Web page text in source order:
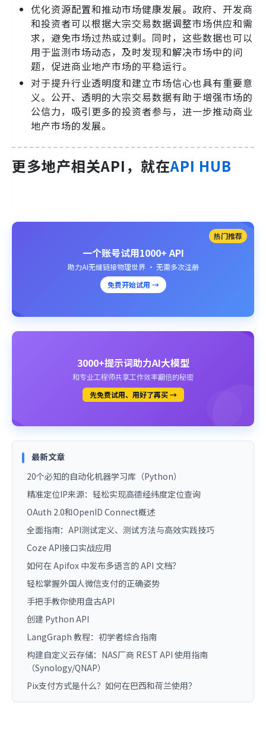
优化资源配置和推动市场健康发展。政府、开发商
和投资者可以根据大宗交易数据调整市场供应和需
求，避免市场过热或过剩。同时，这些数据也可以
用于监测市场动态，及时发现和解决市场中的问
题，促进商业地产市场的平稳运行。
对于提升行业透明度和建立市场信心也具有重要意
义。公开、透明的大宗交易数据有助于增强市场的
公信力，吸引更多的投资者参与，进一步推动商业
地产市场的发展。
更多地产相关API，就在API HUB
热门推荐
一个账号试用1000+ API
助力AI无缝链接物理世界 · 无需多次注册
免费开始试用 →
3000+提示词助力AI大模型
和专业工程师共享工作效率翻倍的秘密
先免费试用、用好了再买 →
最新文章
20个必知的自动化机器学习库（Python）
精准定位IP来源：轻松实现高德经纬度定位查询
OAuth 2.0和OpenID Connect概述
全面指南：API测试定义、测试方法与高效实践技巧
Coze API接口实战应用
如何在 Apifox 中发布多语言的 API 文档？
轻松掌握外国人微信支付的正确姿势
手把手教你使用盘古API
创建 Python API
LangGraph 教程：初学者综合指南
构建自定义云存储：NAS厂商 REST API 使用指南
（Synology/QNAP）
Pix支付方式是什么？如何在巴西和荷兰使用？